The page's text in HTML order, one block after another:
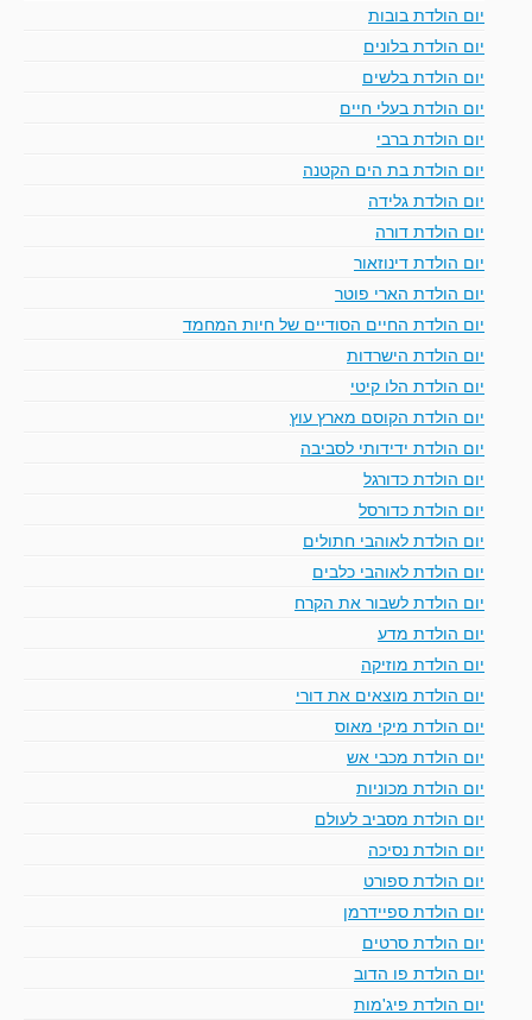
יום הולדת בובות
יום הולדת בלונים
יום הולדת בלשים
יום הולדת בעלי חיים
יום הולדת ברבי
יום הולדת בת הים הקטנה
יום הולדת גלידה
יום הולדת דורה
יום הולדת דינוזאור
יום הולדת הארי פוטר
יום הולדת החיים הסודיים של חיות המחמד
יום הולדת הישרדות
יום הולדת הלו קיטי
יום הולדת הקוסם מארץ עוץ
יום הולדת ידידותי לסביבה
יום הולדת כדורגל
יום הולדת כדורסל
יום הולדת לאוהבי חתולים
יום הולדת לאוהבי כלבים
יום הולדת לשבור את הקרח
יום הולדת מדע
יום הולדת מוזיקה
יום הולדת מוצאים את דורי
יום הולדת מיקי מאוס
יום הולדת מכבי אש
יום הולדת מכוניות
יום הולדת מסביב לעולם
יום הולדת נסיכה
יום הולדת ספורט
יום הולדת ספיידרמן
יום הולדת סרטים
יום הולדת פו הדוב
יום הולדת פיג'מות